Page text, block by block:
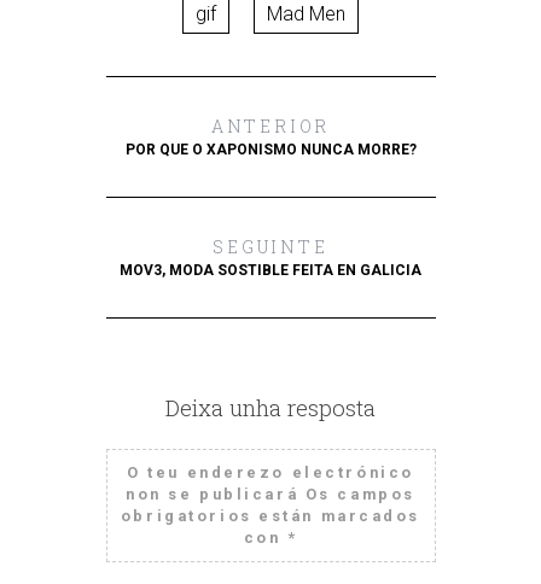
gif Mad Men
ANTERIOR
POR QUE O XAPONISMO NUNCA MORRE?
SEGUINTE
MOV3, MODA SOSTIBLE FEITA EN GALICIA
Deixa unha resposta
O teu enderezo electrónico
non se publicará Os campos
obrigatorios están marcados
con *